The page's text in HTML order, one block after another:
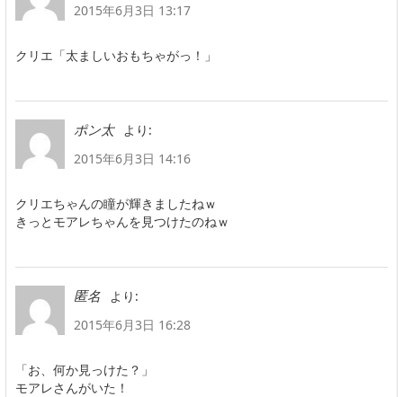
2015年6月3日 13:17
クリエ「太ましいおもちゃがっ！」
ポン太
より:
2015年6月3日 14:16
クリエちゃんの瞳が輝きましたねｗ
きっとモアレちゃんを見つけたのねｗ
匿名
より:
2015年6月3日 16:28
「お、何か見っけた？」
モアレさんがいた！